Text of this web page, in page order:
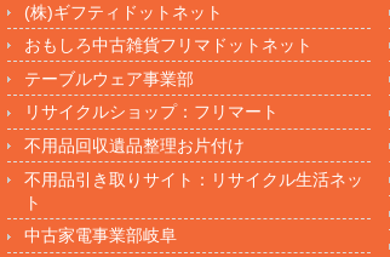
(株)ギフティドットネット
おもしろ中古雑貨フリマドットネット
テーブルウェア事業部
リサイクルショップ：フリマート
不用品回収遺品整理お片付け
不用品引き取りサイト：リサイクル生活ネッ
ト
中古家電事業部岐阜